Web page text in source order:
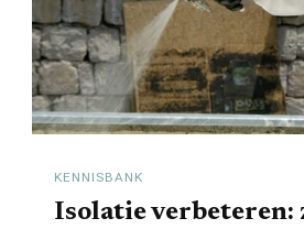
KENNISBANK
Isolatie verbeteren: